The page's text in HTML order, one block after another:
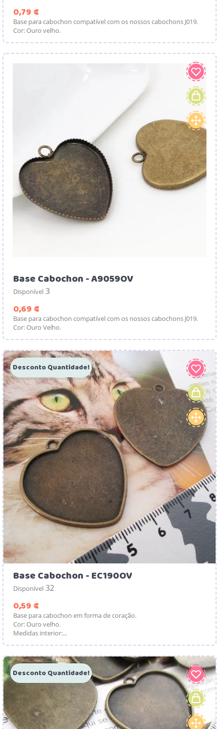
0,79 €
Base para cabochon compatível com os nossos cabochons J019.
Cor: Ouro velho.
Base Cabochon - A9059OV
Disponível 3
0,69 €
Base para cabochon compatível com os nossos cabochons J019.
Cor: Ouro Velho.
Desconto Quantidade!
Base Cabochon - EC190OV
Disponível 32
0,59 €
Base para cabochon em forma de coração.
Cor: Ouro velho.
Medidas interior:...
Desconto Quantidade!